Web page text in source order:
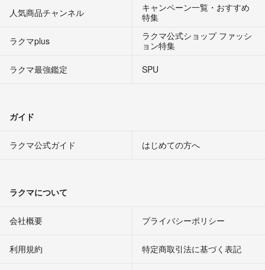
人気商品チャンネル
キャンペーン一覧・おすすめ
特集
ラクマplus
ラクマ公式ショップ ファッシ
ョン特集
ラクマ最強鑑定
SPU
ガイド
ラクマ公式ガイド はじめての方へ
ラクマについて
会社概要 プライバシーポリシー
利用規約 特定商取引法に基づく表記